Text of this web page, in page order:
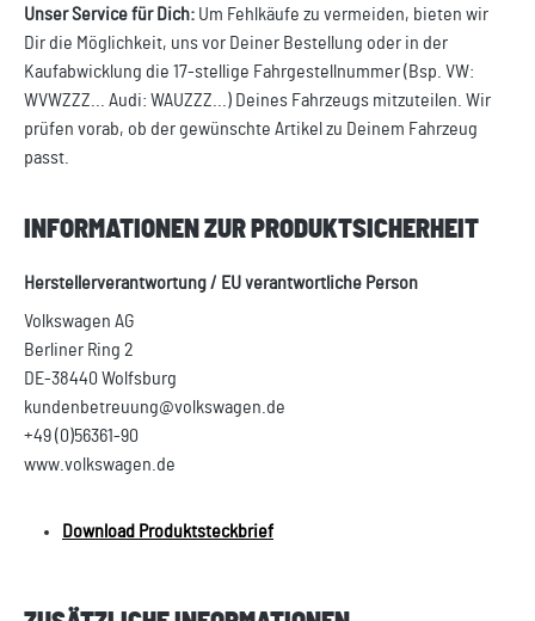
Unser Service für Dich: Um Fehlkäufe zu vermeiden, bieten wir
Dir die Möglichkeit, uns vor Deiner Bestellung oder in der
Kaufabwicklung die 17-stellige Fahrgestellnummer (Bsp. VW:
WVWZZZ... Audi: WAUZZZ...) Deines Fahrzeugs mitzuteilen. Wir
prüfen vorab, ob der gewünschte Artikel zu Deinem Fahrzeug
passt.
INFORMATIONEN ZUR PRODUKTSICHERHEIT
Herstellerverantwortung / EU verantwortliche Person
Volkswagen AG
Berliner Ring 2
DE-38440 Wolfsburg
kundenbetreuung@volkswagen.de
+49 (0)56361-90
www.volkswagen.de
Download Produktsteckbrief